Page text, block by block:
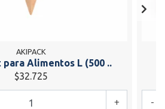
AKIPACK
para Alimentos L (500 ..
$32.725
+ -